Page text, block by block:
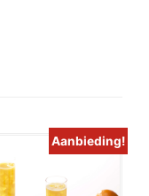
Aanbieding!